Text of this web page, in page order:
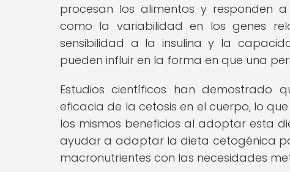
procesan los alimentos y responden
como la variabilidad en los genes
sensibilidad a la insulina y la
pueden influir en la forma en que una
Estudios científicos han demostrado
eficacia de la cetosis en el cuerpo, lo
los mismos beneficios al adoptar esta
ayudar a adaptar la dieta cetogénica
macronutrientes con las necesidades